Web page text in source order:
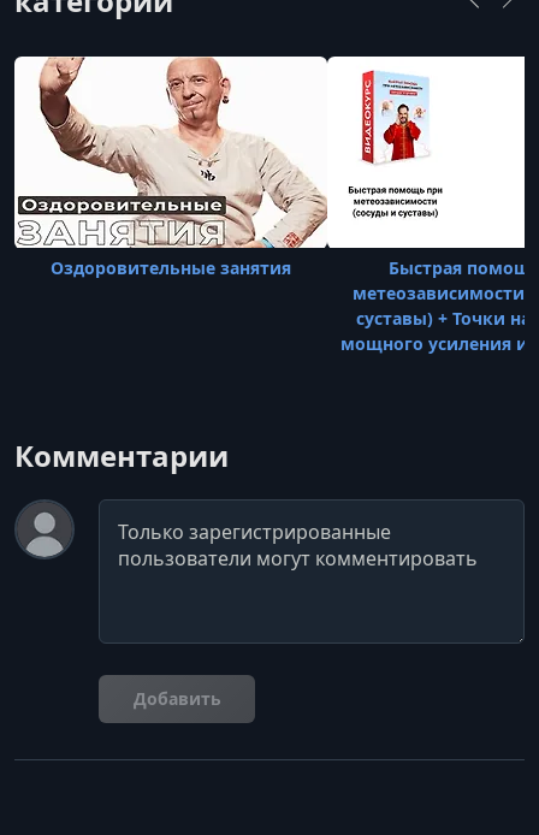
Оздоровительные занятия
Быстрая
метеозависимости
суставы) + Точки на
мощного усиления
Комментарии
Комментарий
Добавить